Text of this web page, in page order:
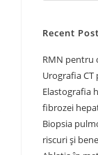
Recent
RMN pentru
Urografia
Elastografia
fibrozei
Biopsia
riscuri și